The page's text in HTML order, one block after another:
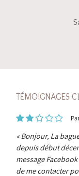
TÉMOIGNAGES
Bonjour, La
depuis début
message
de me contacter